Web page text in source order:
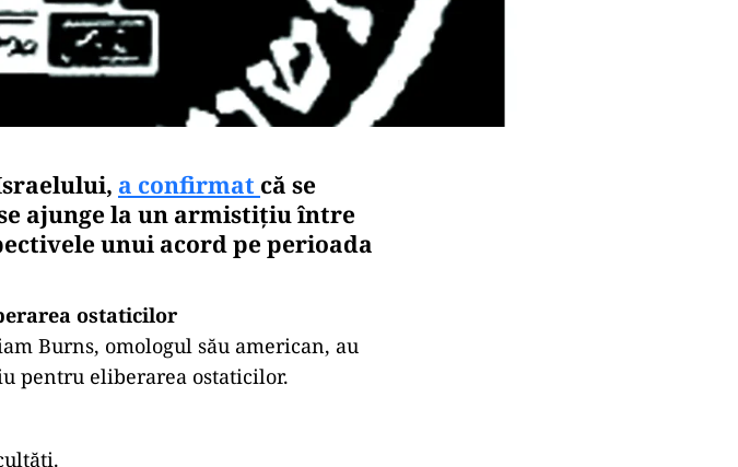
a confirmat că se
ajunge la un armistițiu între
unui acord pe perioada
ostaticilor
Burns, omologul său american, au
pentru eliberarea ostaticilor.